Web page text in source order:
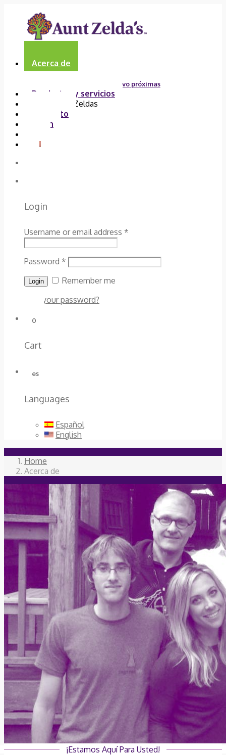
Acerca de
Blog
Las presentaciones en vivo próximas
Productos y servicios
Unirse a la tía Zeldas
Contacto
Login
Login
Username or email address *
Password *
Remember me
Lost your password?
0
Cart
es
Languages
Español
English
Home
Acerca de
¡Estamos Aquí Para Usted!